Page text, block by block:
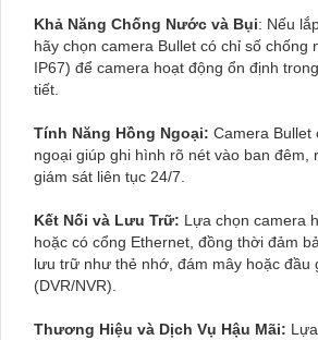
Khả Năng Chống Nước và Bụi: Nếu
hãy chọn camera Bullet có chỉ số chống
IP67) để camera hoạt động ổn định
tiết.
Tính Năng Hồng Ngoại: Camera Bullet
ngoại giúp ghi hình rõ nét vào ban đêm,
giám sát liên tục 24/7.
Kết Nối và Lưu Trữ: Lựa chọn camera
hoặc có cổng Ethernet, đồng thời đảm
lưu trữ như thẻ nhớ, đám mây hoặc đầu
(DVR/NVR).
Thương Hiệu và Dịch Vụ Hậu Mãi: